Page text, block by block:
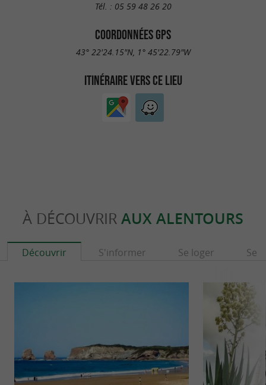
Tél. : 05 59 48 26 20
COORDONNÉES GPS
43° 22'24.15"N, 1° 45'22.79"W
ITINÉRAIRE VERS CE LIEU
À DÉCOUVRIR AUX ALENTOURS
Découvrir S'informer Se loger Se